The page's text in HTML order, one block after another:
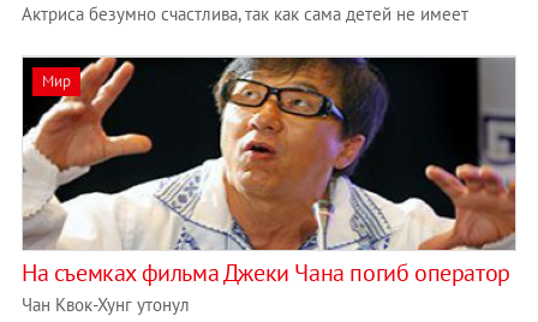
Актриса безумно счастлива, так как сама детей не имеет
Мир
На съемках фильма Джеки Чана погиб оператор
Чан Квок-Хунг утонул